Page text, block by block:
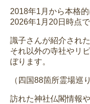
2018年1月から本格
2026年1月20日時点
識子さんが紹介され
それ以外の寺社やリ
ぼります。
（四国88箇所霊場巡
訪れた神社仏閣情報